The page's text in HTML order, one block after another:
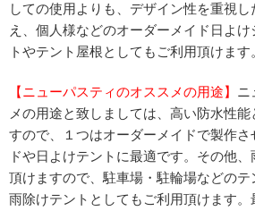
しての使用よりも、デザイン性を重視
え、個人様などのオーダーメイド日よ
トやテント屋根としてもご利用頂けます
【ニューパスティのオススメの用途】 ニ
メの用途と致しましては、高い防水性
すので、１つはオーダーメイドで製作
ドや日よけテントに最適です。その他
頂けますので、駐車場・駐輪場などの
雨除けテントとしてもご利用頂けます